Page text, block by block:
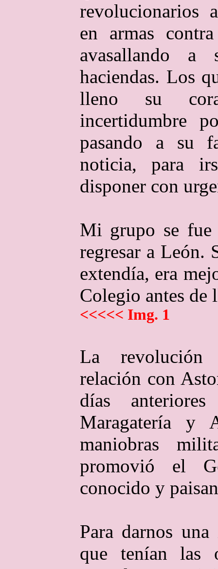
revolucionarios
en armas
avasallando a
haciendas. Los
lleno su
incertidumbre
pasando a su
noticia, para
disponer con
Mi grupo se fue
regresar a León.
extendía, era
Colegio antes de
<<<<< Img. 1
La revolución
relación con
días
Maragatería y
maniobras
promovió el
conocido y
Para darnos
que tenían las